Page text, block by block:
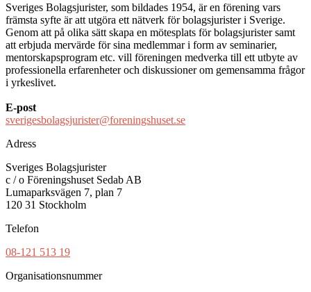
Sveriges Bolagsjurister, som bildades 1954, är en förening vars
främsta syfte är att utgöra ett nätverk för bolagsjurister i Sverige.
Genom att på olika sätt skapa en mötesplats för bolagsjurister samt
att erbjuda mervärde för sina medlemmar i form av seminarier,
mentorskapsprogram etc. vill föreningen medverka till ett utbyte av
professionella erfarenheter och diskussioner om gemensamma frågor
i yrkeslivet.
E-post
sverigesbolagsjurister@foreningshuset.se
Adress
Sveriges Bolagsjurister
c / o Föreningshuset Sedab AB
Lumaparksvägen 7, plan 7
120 31 Stockholm
Telefon
08-121 513 19
Organisationsnummer